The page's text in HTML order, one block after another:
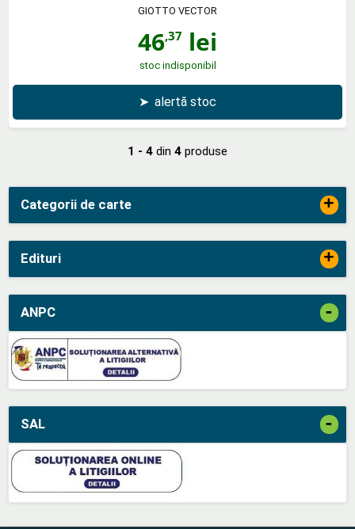
Categorii de carte +
Edituri +
ANPC -
SAL -
GIOTTO VECTOR
46,37 lei
stoc indisponibil
➤ alertă stoc
1 - 4 din 4 produse